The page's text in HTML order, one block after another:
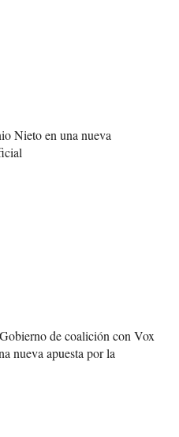
Nieto en una nueva
de coalición con Vox
nueva apuesta por la